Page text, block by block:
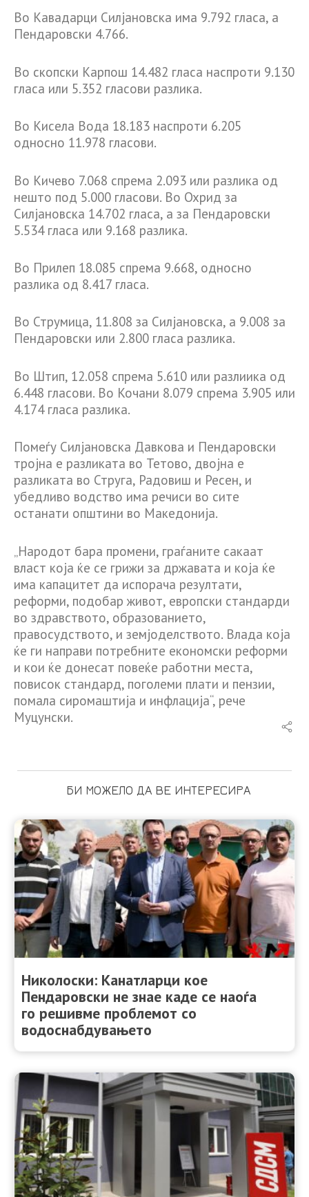
Во Кавадарци Силјановска има 9.792 гласа, а
Пендаровски 4.766.
Во скопски Карпош 14.482 гласа наспроти 9.130
гласа или 5.352 гласови разлика.
Во Кисела Вода 18.183 наспроти 6.205
односно 11.978 гласови.
Во Кичево 7.068 спрема 2.093 или разлика од
нешто под 5.000 гласови. Во Охрид за
Силјановска 14.702 гласа, а за Пендаровски
5.534 гласа или 9.168 разлика.
Во Прилеп 18.085 спрема 9.668, односно
разлика од 8.417 гласа.
Во Струмица, 11.808 за Силјановска, а 9.008 за
Пендаровски или 2.800 гласа разлика.
Во Штип, 12.058 спрема 5.610 или разлиика од
6.448 гласови. Во Кочани 8.079 спрема 3.905 или
4.174 гласа разлика.
Помеѓу Силјановска Давкова и Пендаровски
тројна е разликата во Тетово, двојна е
разликата во Струга, Радовиш и Ресен, и
убедливо водство има речиси во сите
останати општини во Македонија.
„Народот бара промени, граѓаните сакаат
власт која ќе се грижи за државата и која ќе
има капацитет да испорача резултати,
реформи, подобар живот, европски стандарди
во здравството, образованието,
правосудството, и земјоделството. Влада која
ќе ги направи потребните економски реформи
и кои ќе донесат повеќе работни места,
повисок стандард, поголеми плати и пензии,
помала сиромаштија и инфлација“, рече
Муцунски.
БИ МОЖЕЛО ДА ВЕ ИНТЕРЕСИРА
Николоски: Канатларци кое
Пендаровски не знае каде се наоѓа
го решивме проблемот со
водоснабдувањето